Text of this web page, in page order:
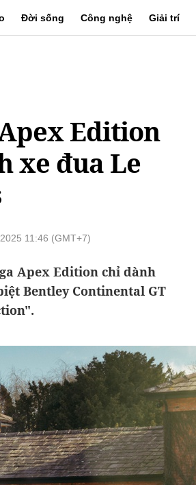
Đời sống Công nghệ Giải trí
Edition
xe đua Le
11:46 (GMT+7)
Apex Edition chỉ dành
Bentley Continental GT